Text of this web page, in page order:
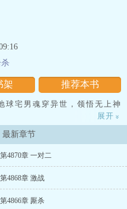
架 推荐本书
杀
球宅男魂穿异世，领悟无上神
……诸天万界，所向披靡。
穿越豪门龙铁血
展开 »
最新章节
第4870章 一对二
第4868章 激战
第4866章 厮杀